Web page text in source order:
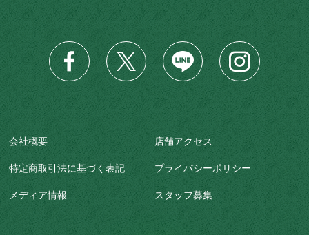
会社概要 店舗アクセス
特定商取引法に基づく表記 プライバシーポリシー
メディア情報 スタッフ募集